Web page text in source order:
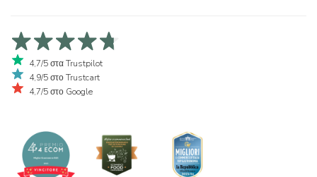
4,7/5 στα Trustpilot
4,9/5 στο Trustcart
4,7/5 στο Google